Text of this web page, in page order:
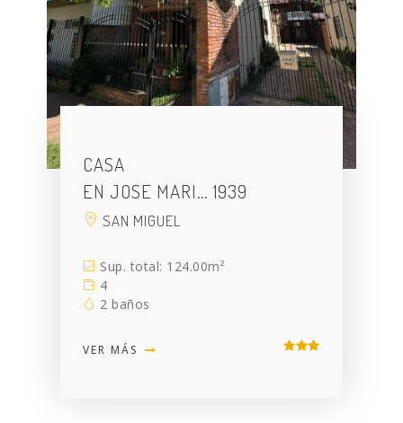
CASA
EN JOSE MARI… 1939
SAN MIGUEL
Sup. total: 124.00m²
4
2 baños
VER MÁS